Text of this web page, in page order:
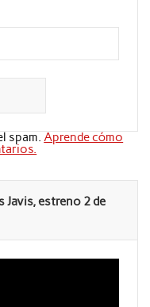
spam.Aprende cómo
Javis, estreno 2 de